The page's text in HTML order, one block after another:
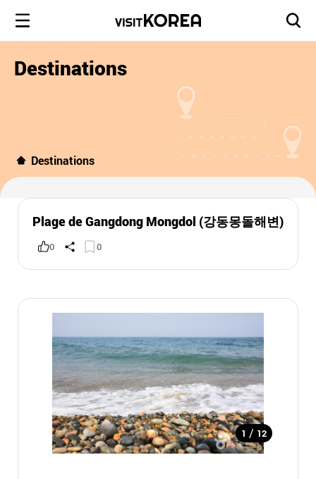
Destinations
Destinations
Plage de Gangdong Mongdol (강동몽돌해변)
0 0
1 / 12